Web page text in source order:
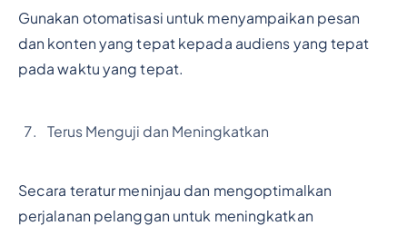
Gunakan otomatisasi untuk menyampaikan pesan
dan konten yang tepat kepada audiens yang tepat
pada waktu yang tepat.
Terus Menguji dan Meningkatkan
Secara teratur meninjau dan mengoptimalkan
perjalanan pelanggan untuk meningkatkan